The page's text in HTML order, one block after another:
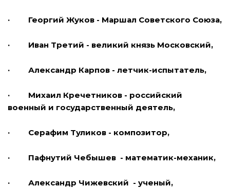
· Георгий Жуков - Маршал Советского Союза,
· Иван Третий - великий князь Московский,
· Александр Карпов - летчик-испытатель,
· Михаил Кречетников - российский
военный и государственный деятель,
· Серафим Туликов - композитор,
· Пафнутий Чебышев - математик-механик,
· Александр Чижевский - ученый,